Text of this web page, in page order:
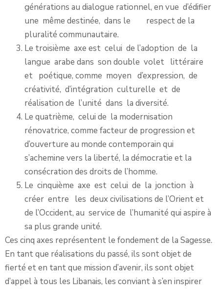
générations au dialogue rationnel, en vue d’édifier
une même destinée, dans le respect de la
pluralité communautaire.
Le troisième axe est celui de l’adoption de la
langue arabe dans son double volet littéraire
et poétique, comme moyen d’expression, de
créativité, d’intégration culturelle et de
réalisation de l’unité dans la diversité.
Le quatrième, celui de la modernisation
rénovatrice, comme facteur de progression et
d’ouverture au monde contemporain qui
s’achemine vers la liberté, la démocratie et la
consécration des droits de l’homme.
Le cinquième axe est celui de la jonction à
créer entre les deux civilisations de l’Orient et
de l’Occident, au service de l’humanité qui aspire à
sa plus grande unité.
Ces cinq axes représentent le fondement de la Sagesse.
En tant que réalisations du passé, ils sont objet de
fierté et en tant que mission d’avenir, ils sont objet
d’appel à tous les Libanais, les conviant à s’en inspirer